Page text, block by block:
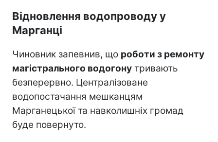
Відновлення водопроводу у
Марганці
Чиновник запевнив, що роботи з ремонту
магістрального водогону тривають
безперервно. Централізоване
водопостачання мешканцям
Марганецької та навколишніх громад
буде повернуто.